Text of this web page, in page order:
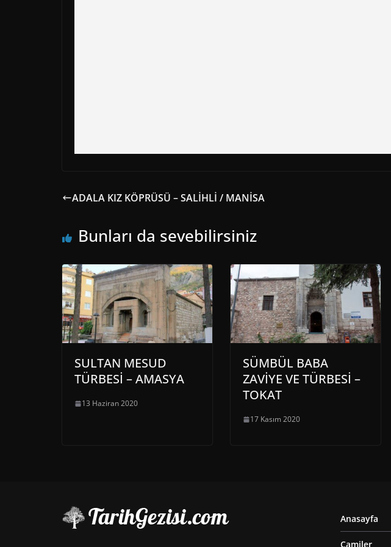
ADALA KIZ KÖPRÜSÜ – SALİHLİ / MANİSA
Bunları da sevebilirsiniz
SULTAN MESUD
TÜRBESİ – AMASYA
13 Haziran 2020
SÜMBÜL BABA
ZAVİYE VE TÜRBESİ –
TOKAT
17 Kasım 2020
Anasayfa
Camiler